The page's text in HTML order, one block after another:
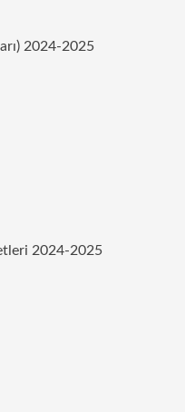
2024-2025
2024-2025